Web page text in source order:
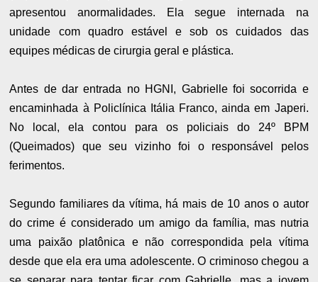
apresentou anormalidades. Ela segue internada na
unidade com quadro estável e sob os cuidados das
equipes médicas de cirurgia geral e plástica.
Antes de dar entrada no HGNI, Gabrielle foi socorrida e
encaminhada à Policlínica Itália Franco, ainda em Japeri.
No local, ela contou para os policiais do 24º BPM
(Queimados) que seu vizinho foi o responsável pelos
ferimentos.
Segundo familiares da vítima, há mais de 10 anos o autor
do crime é considerado um amigo da família, mas nutria
uma paixão platônica e não correspondida pela vítima
desde que ela era uma adolescente. O criminoso chegou a